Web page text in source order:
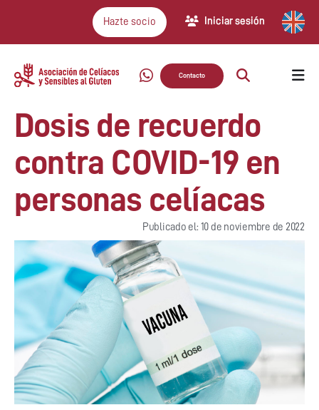
Hazte socio Iniciar sesión
Contacto
Dosis de recuerdo
contra COVID-19 en
personas celíacas
Publicado el: 10 de noviembre de 2022